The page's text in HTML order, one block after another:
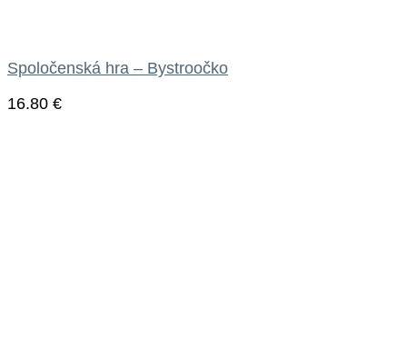
Spoločenská hra – Bystroočko
16.80 €